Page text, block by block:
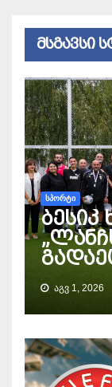
ᲛᲡᲒᲐᲕᲡᲘ
ᲡᲞᲝᲠᲢᲘ
ბესიკ
ᲐᲒᲕ 1, 2026